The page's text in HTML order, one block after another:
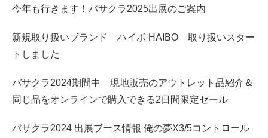
今年も行きます！バサクラ2025出展のご案内
新規取り扱いブランド ハイボ HAIBO 取り扱いスター
トしました
バサクラ2024期間中 現地販売のアウトレット品紹介＆
同じ品をオンラインで購入できる2日間限定セール
バサクラ2024 出展ブース情報 俺の夢X3/5コントロール